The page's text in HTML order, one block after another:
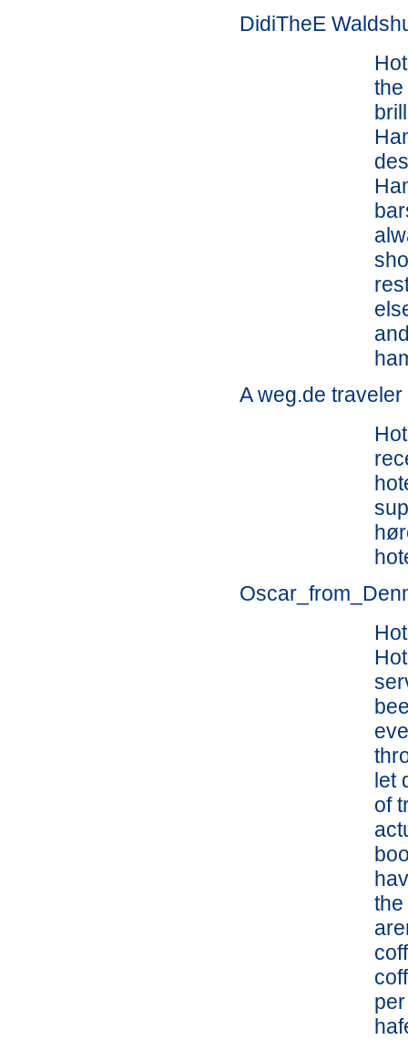
DidiTheE
A weg.de traveler
let
of